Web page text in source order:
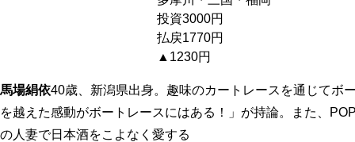
投資3000円
払戻1770円
▲1230円
馬場絹依40歳、新潟県出身。趣味のカートレースを通じてボ
を越えた感動がボートレースにはある！」が持論。また、
の人妻で日本酒をこよなく愛する